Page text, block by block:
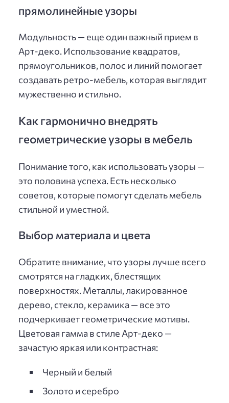
прямолинейные узоры
Модульность — еще один важный прием в
Арт-деко. Использование квадратов,
прямоугольников, полос и линий помогает
создавать ретро-мебель, которая выглядит
мужественно и стильно.
Как гармонично внедрять
геометрические узоры в мебель
Понимание того, как использовать узоры —
это половина успеха. Есть несколько
советов, которые помогут сделать мебель
стильной и уместной.
Выбор материала и цвета
Обратите внимание, что узоры лучше всего
смотрятся на гладких, блестящих
поверхностях. Металлы, лакированное
дерево, стекло, керамика — все это
подчеркивает геометрические мотивы.
Цветовая гамма в стиле Арт-деко —
зачастую яркая или контрастная:
Черный и белый
Золото и серебро